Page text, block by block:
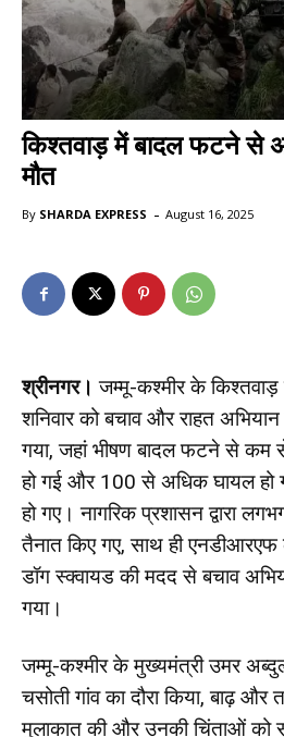
किश्तवाड़ में बादल फटने से
मौत
By SHARDA EXPRESS - August 16, 2025
श्रीनगर। जम्मू-कश्मीर के किश्तवाड़
शनिवार को बचाव और राहत
गया, जहां भीषण बादल फटने से कम
हो गई और 100 से अधिक घायल हो
हो गए। नागरिक प्रशासन द्वारा
तैनात किए गए, साथ ही
डॉग स्क्वायड की मदद से बचाव
गया।
जम्मू-कश्मीर के मुख्यमंत्री उमर
चसोती गांव का दौरा किया, बाढ़ और
मुलाकात की और उनकी चिंताओं